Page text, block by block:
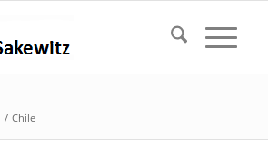
/ Chile